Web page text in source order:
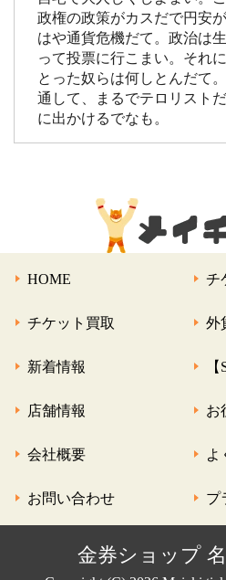
政権の政策がカスだで円安
はや通貨危機だて。政治は
って投票に行こまい。それ
とった奴らは何しとんだて
通して、まるでテロリスト
に出かけるでなも。
HOME チ
チケット買取 外
新着情報
店舗情報 お
会社概要 よ
お問い合わせ プ
金券ショップ